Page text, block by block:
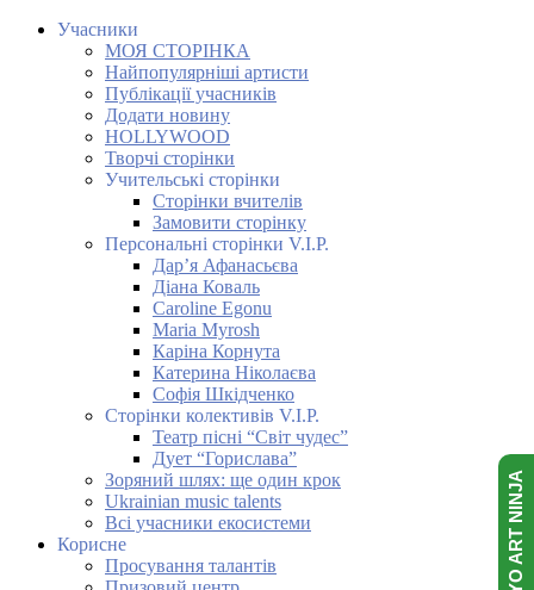
Учасники
МОЯ СТОРІНКА
Найпопулярніші артисти
Публікації учасників
Додати новину
HOLLYWOOD
Творчі сторінки
Учительські сторінки
Сторінки вчителів
Замовити сторінку
Персональні сторінки V.I.P.
Дар’я Афанасьєва
Діана Коваль
Caroline Egonu
Maria Myrosh
Каріна Корнута
Катерина Ніколаєва
Софія Шкідченко
Сторінки колективів V.I.P.
Театр пісні “Світ чудес”
Дует “Горислава”
Зоряний шлях: ще один крок
Ukrainian music talents
Всі учасники екосистеми
Корисне
Просування талантів